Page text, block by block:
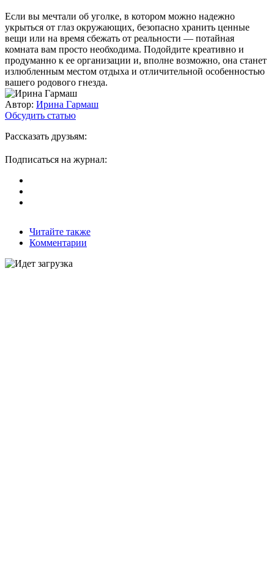
Если вы мечтали об уголке, в котором можно надежно
укрыться от глаз окружающих, безопасно хранить ценные
вещи или на время сбежать от реальности — потайная
комната вам просто необходима. Подойдите креативно и
продуманно к ее организации и, вполне возможно, она станет
излюбленным местом отдыха и отличительной особенностью
вашего родового гнезда.
Автор: Ирина Гармаш
Обсудить статью
Рассказать друзьям:
Подписаться на журнал:
Читайте также
Комментарии